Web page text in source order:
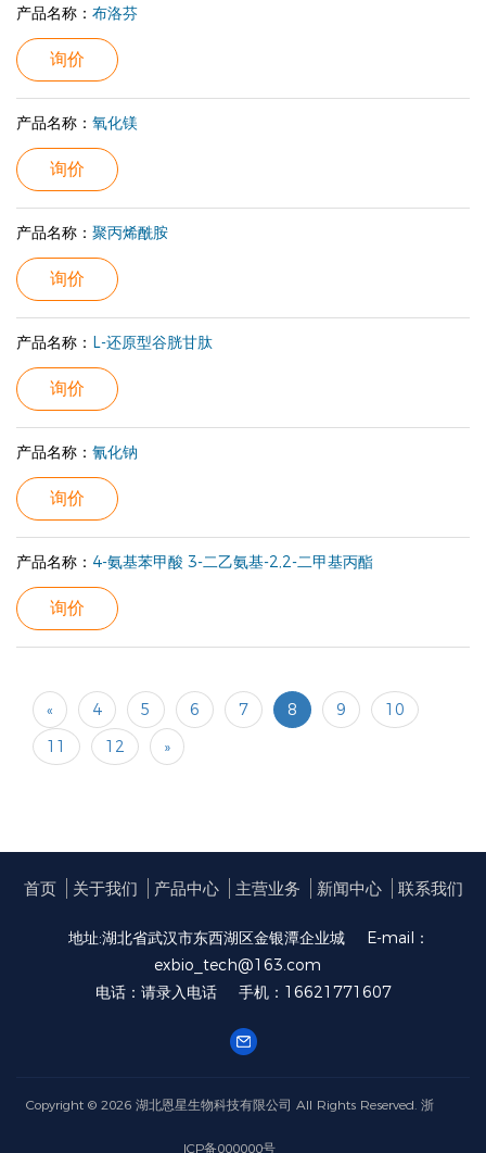
产品名称： 布洛芬
询价
产品名称： 氧化镁
询价
产品名称： 聚丙烯酰胺
询价
产品名称： L-还原型谷胱甘肽
询价
产品名称： 氰化钠
询价
产品名称： 4-氨基苯甲酸 3-二乙氨基-2,2-二甲基丙酯
询价
« 4 5 6 7 8 9
10
11
12 »
首页 关于我们 产品中心 主营业务 新闻中心 联系我们
地址:湖北省武汉市东西湖区金银潭企业城
E-mail：
exbio_tech@163.com
电话：请录入电话
手机：16621771607
Copyright © 2026 湖北恩星生物科技有限公司 All Rights Reserved. 浙
ICP备000000号